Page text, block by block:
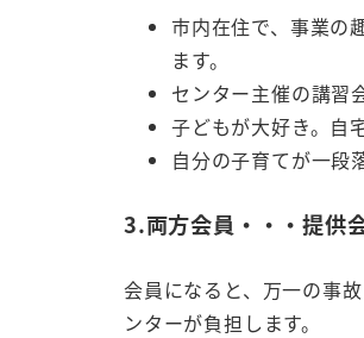
市内在住で、事業の
ます。
センター主催の講習
子どもが大好き。自
自分の子育てが一段
3.両方会員・・・提供
会員になると、万一の事
ンターが負担します。